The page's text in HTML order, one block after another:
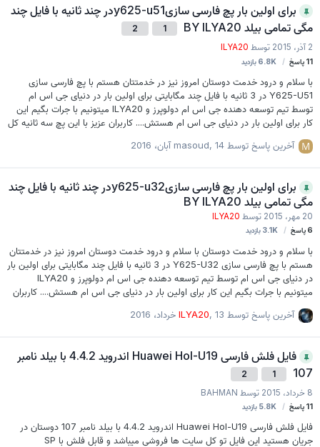
T00_U00_Full_Farsi_Firmware_Gsm-developers.ir.part3.rar.htm
http://uplod.ir/gqpyfmboypgn/G730-
developers
برای اولین بار پچ فارسی سازیy625-u51در چند ثانیه با فایل چند
مگی تمامی بیلد BY ILYA20
2
2 آذر، 2015 توسطILYA20
11 پاسخ 6.8Kبازدید
با سلام و درود خدمت دوستان امروز نیز در خدمتتان هستم با پچ فارسی سازی
Y625-U51 در 3 ثانیه با فایل چند مگابایتی برای اولین بار در دنیای جی اس ام
توسط تیم توسعه دهنده جی اس ام دولوپرز و ILYA20 میتونیم با جرات بگیم این
کار برای اولین بار در دنیای جی اس ام هستش.... کاربران عزیز با این پچ سه ثانیه کل
نامبر... نحوه رایت : گوشی رو با IROOT روت کنید فایل رو پس از دانلود اکسترکت
PACH رو بزنید در عرض 3 ثانیه گوشی خود ب…
آخرین پاسخ توسط masoud ,14 آبان، 2016
برای اولین بار پچ فارسی سازیy625-u32در چند ثانیه با فایل چند
مگی تمامی بیلد BY ILYA20
20 مهر، 2015 توسطILYA20
6پاسخ 3.1Kبازدید
با سلام و درود خدمت دوستان با سلام و درود خدمت دوستان امروز نیز در خدمتتان
هستم با پچ فارسی سازی Y625-U32 در 3 ثانیه با فایل چند مگابایتی برای اولین بار
در دنیای جی اس ام توسط تیم توسعه دهنده جی اس ام دولوپرز و ILYA20
میتونیم با جرات بگیم این کار برای اولین بار در دنیای جی اس ام هستش.... کاربران
اجرا کرده و گزینه WRITE PACH رو بزنید در…
آخرین پاسخ توسط ILYA20 ,13 خرداد، 2016
فایل فلش فارسی Huawei Hol-U19 اندرويد 4.4.2 با بيلد نامبر
107
2
8 خرداد، 2015 توسطBAHMAN
11 پاسخ 5.8Kبازدید
فایل فلش فارسی Huawei Hol-U19 اندرويد 4.4.2 با بيلد نامبر 107 دوستان در
جریان هستید این فایل تو کل سایت ها فروشی میباشد و قابل فلش با SP